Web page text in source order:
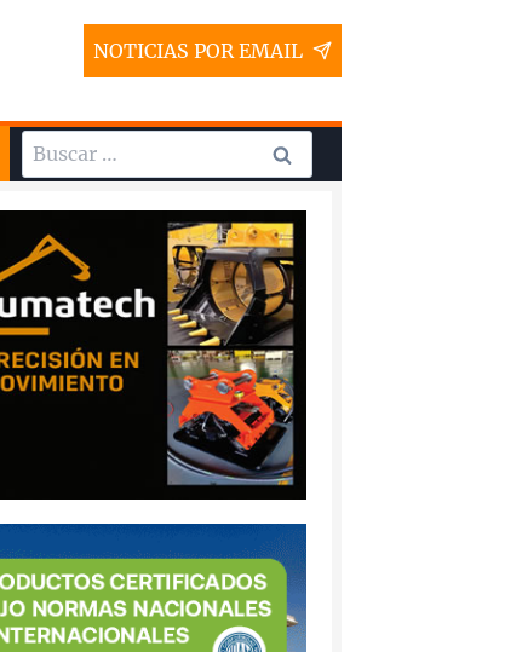
NOTICIAS POR EMAIL
Buscar: